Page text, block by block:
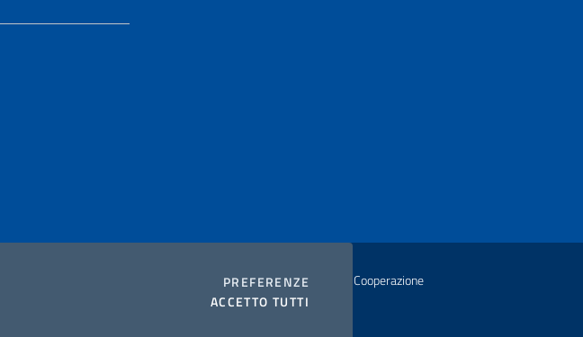
PREFERENZE COOKIES
ACCETTO TUTTI
2026 Copyright Ministero degli Affari Esteri e della Cooperazione